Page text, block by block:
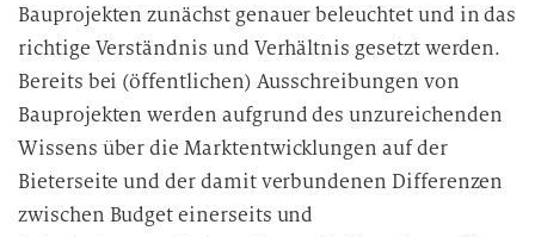
Bauprojekten zunächst genauer beleuchtet und in das
richtige Verständnis und Verhältnis gesetzt werden.
Bereits bei (öffentlichen) Ausschreibungen von
Bauprojekten werden aufgrund des unzureichenden
Wissens über die Marktentwicklungen auf der
Bieterseite und der damit verbundenen Differenzen
zwischen Budget einerseits und